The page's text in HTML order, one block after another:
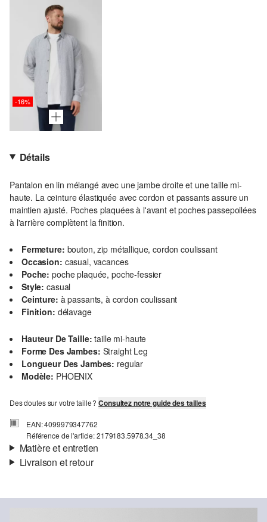
-16%
Détails
Pantalon en lin mélangé avec une jambe droite et une taille mi-
haute. La ceinture élastiquée avec cordon et passants assure un
maintien ajusté. Poches plaquées à l'avant et poches passepoilées
à l'arrière complètent la finition.
Fermeture: bouton, zip métallique, cordon coulissant
Occasion: casual, vacances
Poche: poche plaquée, poche-fessier
Style: casual
Ceinture: à passants, à cordon coulissant
Finition: délavage
Hauteur De Taille: taille mi-haute
Forme Des Jambes: Straight Leg
Longueur Des Jambes: regular
Modèle: PHOENIX
Des doutes sur votre taille ?Consultez notre guide des tailles
EAN: 4099979347762
Référence de l'article: 2179183.5978.34_38
Matière et entretien
Doublure: doublure en coton
Livraison et retour
Ta commande sera expédiée par Colissimo dans un délai de 4 à 5